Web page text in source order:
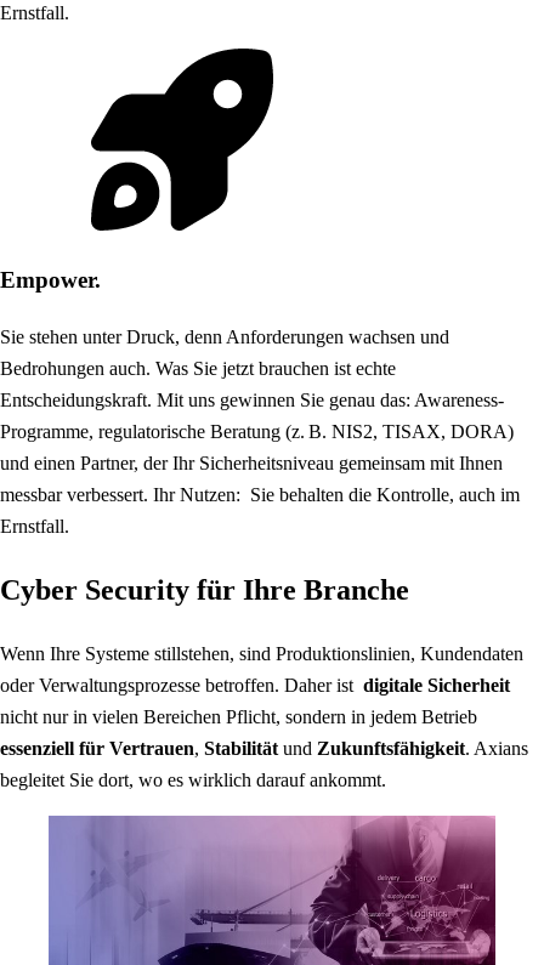
Ernstfall.
Empower.
Sie stehen unter Druck, denn Anforderungen wachsen und
Bedrohungen auch. Was Sie jetzt brauchen ist echte
Entscheidungskraft. Mit uns gewinnen Sie genau das: Awareness-
Programme, regulatorische Beratung (z. B. NIS2, TISAX, DORA)
und einen Partner, der Ihr Sicherheitsniveau gemeinsam mit Ihnen
messbar verbessert. Ihr Nutzen: Sie behalten die Kontrolle, auch im
Ernstfall.
Cyber Security für Ihre Branche
Wenn Ihre Systeme stillstehen, sind Produktionslinien, Kundendaten
oder Verwaltungsprozesse betroffen. Daher ist digitale Sicherheit
nicht nur in vielen Bereichen Pflicht, sondern in jedem Betrieb
essenziell für Vertrauen, Stabilität und Zukunftsfähigkeit. Axians
begleitet Sie dort, wo es wirklich darauf ankommt.